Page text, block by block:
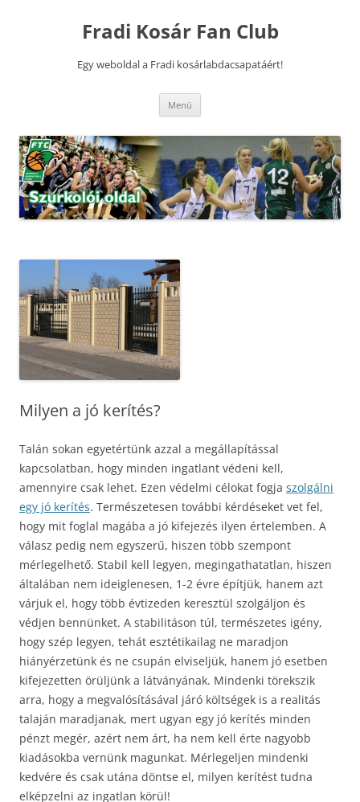
Fradi Kosár Fan Club
Egy weboldal a Fradi kosárlabdacsapatáért!
Menü
Milyen a jó kerítés?
Talán sokan egyetértünk azzal a megállapítással
kapcsolatban, hogy minden ingatlant védeni kell,
amennyire csak lehet. Ezen védelmi célokat fogja szolgálni
egy jó kerítés. Természetesen további kérdéseket vet fel,
hogy mit foglal magába a jó kifejezés ilyen értelemben. A
válasz pedig nem egyszerű, hiszen több szempont
mérlegelhető. Stabil kell legyen, megingathatatlan, hiszen
általában nem ideiglenesen, 1-2 évre építjük, hanem azt
várjuk el, hogy több évtizeden keresztül szolgáljon és
védjen bennünket. A stabilitáson túl, természetes igény,
hogy szép legyen, tehát esztétikailag ne maradjon
hiányérzetünk és ne csupán elviseljük, hanem jó esetben
kifejezetten örüljünk a látványának. Mindenki törekszik
arra, hogy a megvalósításával járó költségek is a realitás
talaján maradjanak, mert ugyan egy jó kerítés minden
pénzt megér, azért nem árt, ha nem kell érte nagyobb
kiadásokba vernünk magunkat. Mérlegeljen mindenki
kedvére és csak utána döntse el, milyen kerítést tudna
elképzelni az ingatlan körül!